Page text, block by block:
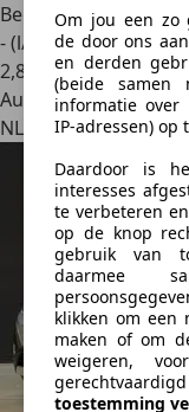
Benzine
- (l/100 km)
2,8
Autobedrijf
NL 2921 LPKrimpen
Om jou een zo
de door ons
en derden
(beide samen
informatie over
IP-adressen) op
Daardoor is
interesses
te verbeteren
op de knop
gebruik van
daarmee
klikken om een
maken of om
weigeren,
toestemming